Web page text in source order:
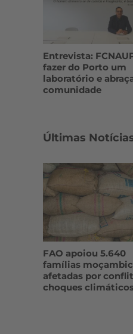
Entrevista:
fazer do Porto um
laboratório e
comunidade
Últimas
FAO apoiou 5.640
famílias
afetadas por
choques